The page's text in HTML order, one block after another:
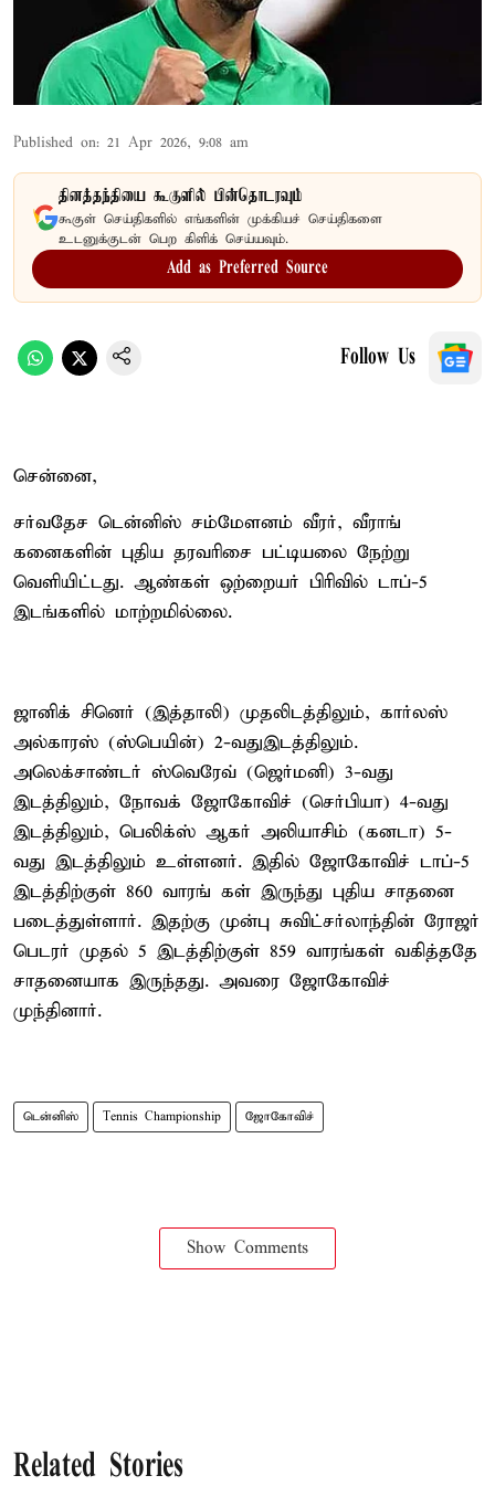
Published on: 21 Apr 2026, 9:08 am
தினத்தந்தியை கூகுளில் பின்தொடரவும்
கூகுள் செய்திகளில் எங்களின் முக்கியச் செய்திகளை
உடனுக்குடன் பெற கிளிக் செய்யவும்.
Add as Preferred Source
Follow Us
சென்னை,
சர்வதேச டென்னிஸ் சம்மேளனம் வீரர், வீராங்
கனைகளின் புதிய தரவரிசை பட்டியலை நேற்று
வெளியிட்டது. ஆண்கள் ஒற்றையர் பிரிவில் டாப்-5
இடங்களில் மாற்றமில்லை.
ஜானிக் சினெர் (இத்தாலி) முதலிடத்திலும், கார்லஸ்
அல்காரஸ் (ஸ்பெயின்) 2-வதுஇடத்திலும்.
அலெக்சாண்டர் ஸ்வெரேவ் (ஜெர்மனி) 3-வது
இடத்திலும், நோவக் ஜோகோவிச் (செர்பியா) 4-வது
இடத்திலும், பெலிக்ஸ் ஆகர் அலியாசிம் (கனடா) 5-
வது இடத்திலும் உள்ளனர். இதில் ஜோகோவிச் டாப்-5
இடத்திற்குள் 860 வாரங் கள் இருந்து புதிய சாதனை
படைத்துள்ளார். இதற்கு முன்பு சுவிட்சர்லாந்தின் ரோஜர்
பெடரர் முதல் 5 இடத்திற்குள் 859 வாரங்கள் வகித்ததே
சாதனையாக இருந்தது. அவரை ஜோகோவிச்
முந்தினார்.
டென்னிஸ் Tennis Championship ஜோகோவிச்
Show Comments
Related Stories